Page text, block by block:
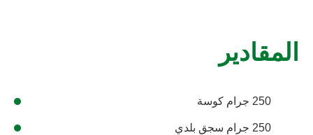
المقادير
250 جرام كوسة
250 جرام سجق بلدي